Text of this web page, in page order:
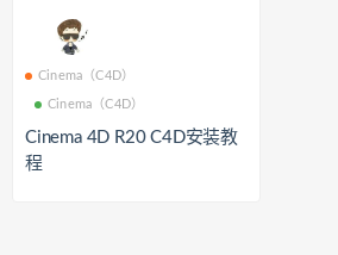
Cinema（C4D）
Cinema（C4D）
Cinema 4D R20 C4D安装教
程